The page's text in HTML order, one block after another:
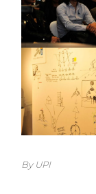
By UPI